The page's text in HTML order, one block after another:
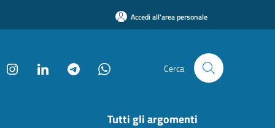
Accedi all'area personale
Cerca
Tutti gli argomenti